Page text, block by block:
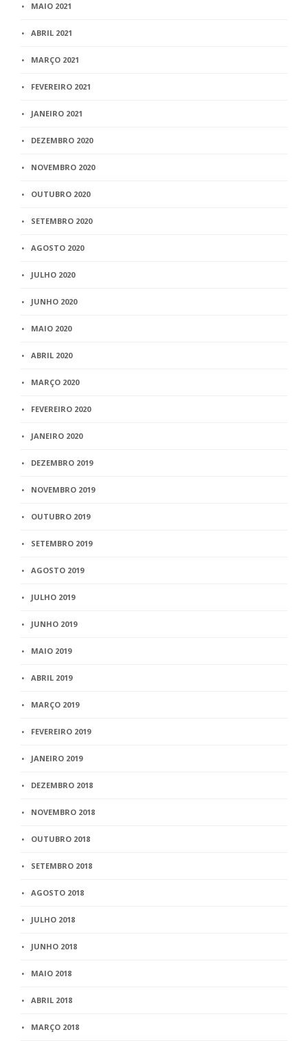
MAIO 2021
ABRIL 2021
MARÇO 2021
FEVEREIRO 2021
JANEIRO 2021
DEZEMBRO 2020
NOVEMBRO 2020
OUTUBRO 2020
SETEMBRO 2020
AGOSTO 2020
JULHO 2020
JUNHO 2020
MAIO 2020
ABRIL 2020
MARÇO 2020
FEVEREIRO 2020
JANEIRO 2020
DEZEMBRO 2019
NOVEMBRO 2019
OUTUBRO 2019
SETEMBRO 2019
AGOSTO 2019
JULHO 2019
JUNHO 2019
MAIO 2019
ABRIL 2019
MARÇO 2019
FEVEREIRO 2019
JANEIRO 2019
DEZEMBRO 2018
NOVEMBRO 2018
OUTUBRO 2018
SETEMBRO 2018
AGOSTO 2018
JULHO 2018
JUNHO 2018
MAIO 2018
ABRIL 2018
MARÇO 2018